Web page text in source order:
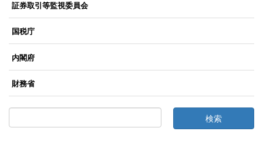
証券取引等監視委員会
国税庁
内閣府
財務省